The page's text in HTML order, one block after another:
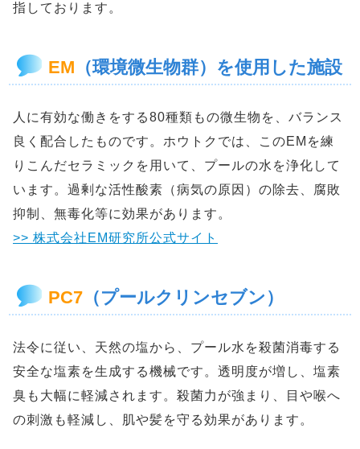
指しております。
EM （環境微生物群）を使用した施設
人に有効な働きをする80種類もの微生物を、バランス
良く配合したものです。ホウトクでは、このEMを練
りこんだセラミックを用いて、プールの水を浄化して
います。過剰な活性酸素（病気の原因）の除去、腐敗
抑制、無毒化等に効果があります。
>> 株式会社EM研究所公式サイト
PC7 （プールクリンセブン）
法令に従い、天然の塩から、プール水を殺菌消毒する
安全な塩素を生成する機械です。透明度が増し、塩素
臭も大幅に軽減されます。殺菌力が強まり、目や喉へ
の刺激も軽減し、肌や髪を守る効果があります。